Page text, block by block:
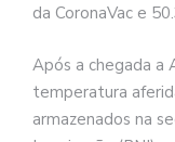
da CoronaVac e
Após a chegada a
temperatura
armazenados na